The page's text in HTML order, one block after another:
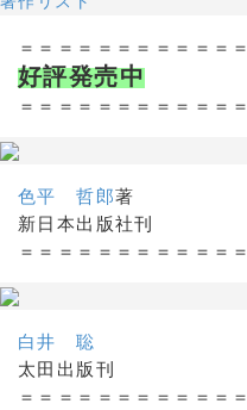
＝＝＝＝＝＝＝＝＝＝＝＝
好評発売中
＝＝＝＝＝＝＝＝＝＝＝＝
色平 哲郎著
新日本出版社刊
＝＝＝＝＝＝＝＝＝＝＝＝
白井 聡
太田出版刊
＝＝＝＝＝＝＝＝＝＝＝＝